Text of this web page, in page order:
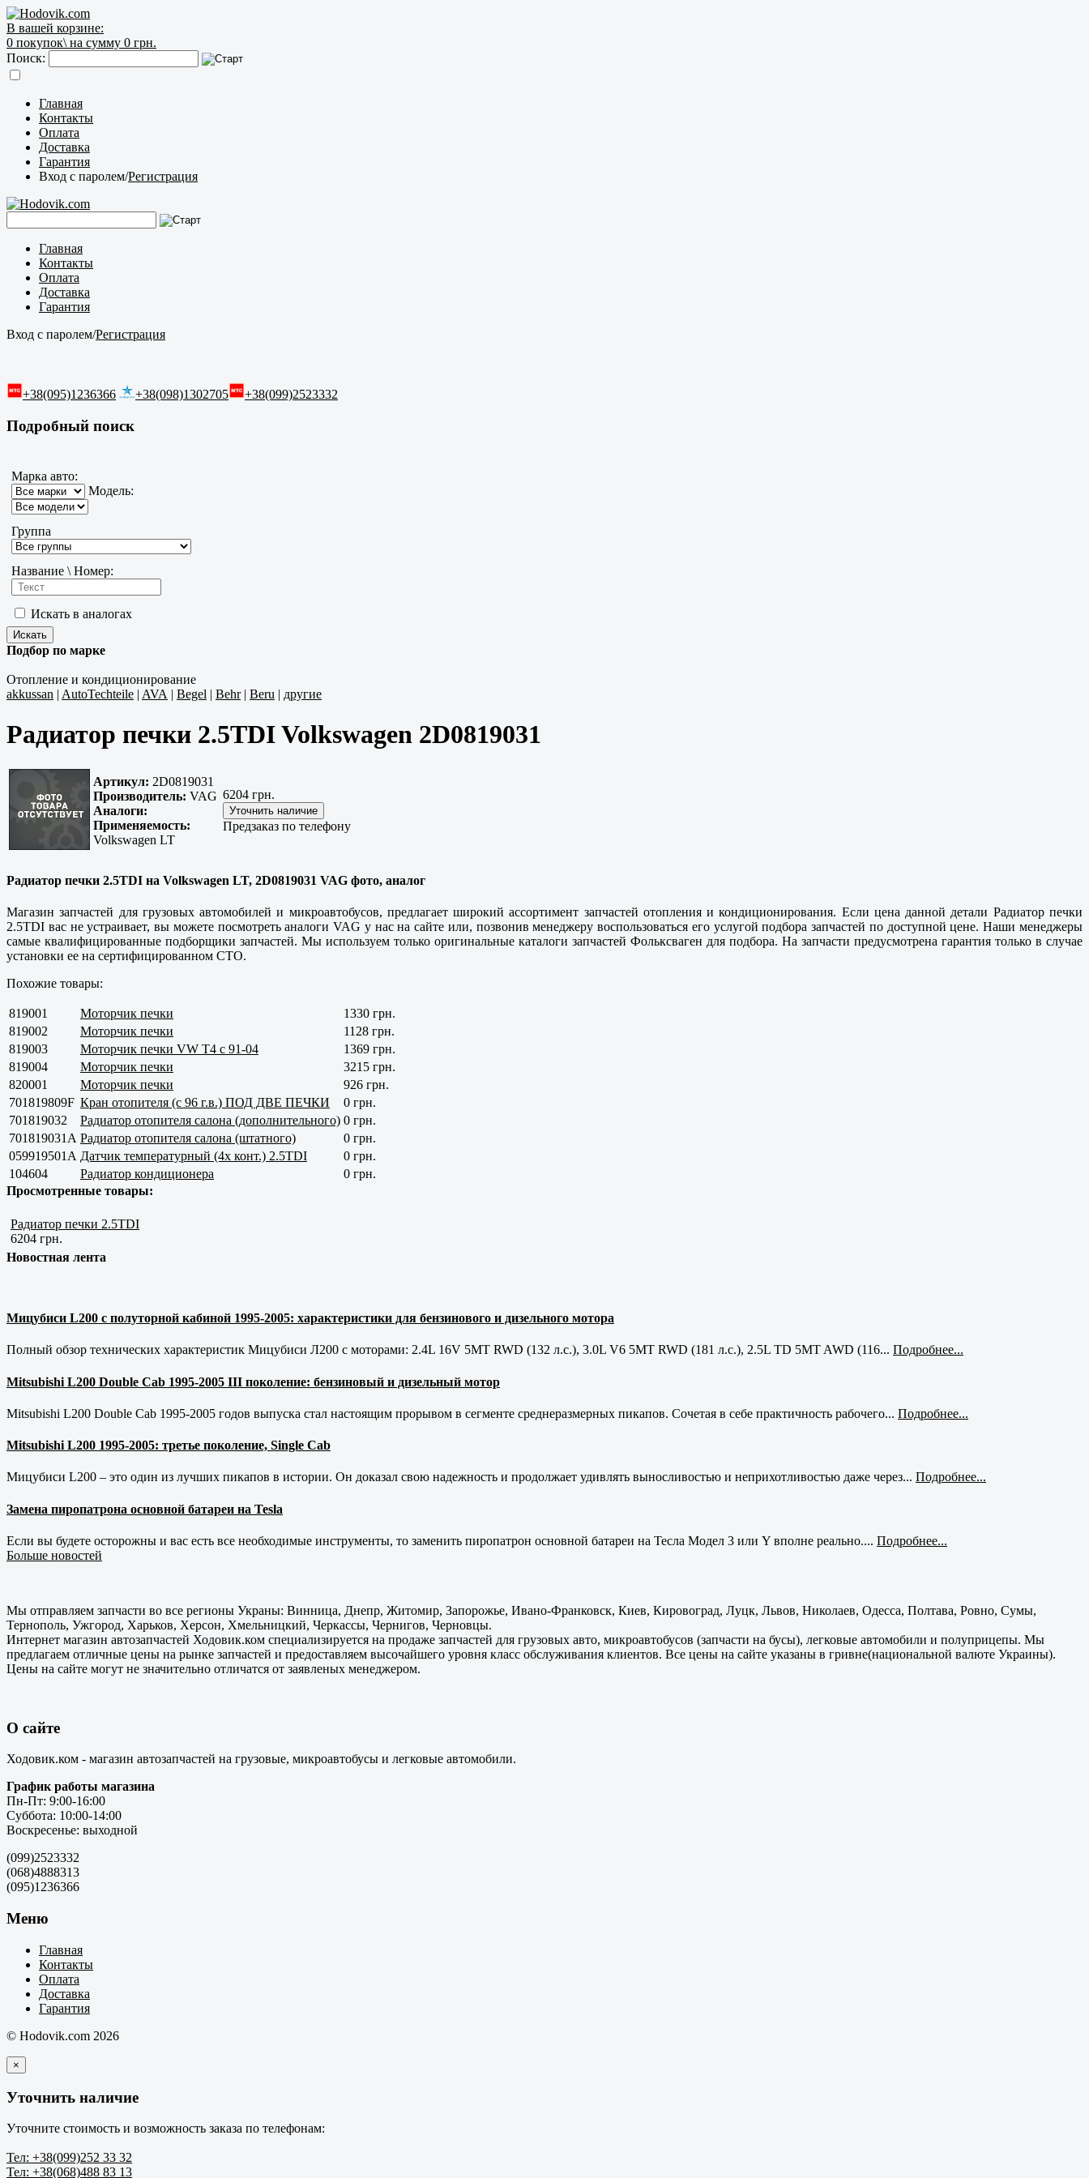
В вашей корзине:
0 покупок\ на сумму 0 грн.
Поиск:
Главная
Контакты
Оплата
Доставка
Гарантия
Вход с паролем/Регистрация
Главная
Контакты
Оплата
Доставка
Гарантия
Вход с паролем/Регистрация
+38(095)1236366 +38(098)1302705 +38(099)2523332
Подробный поиск
Марка авто:
Модель:
Группа
Название \ Номер:
Искать в аналогах
Подбор по марке
Отопление и кондиционирование
akkussan | AutoTechteile | AVA | Begel | Behr| Beru | другие
Радиатор печки 2.5TDI Volkswagen 2D0819031
Артикул: 2D0819031
Производитель: VAG
Аналоги:
Применяемость:
Volkswagen LT
6204 грн.
Предзаказ по телефону
Радиатор печки 2.5TDI на Volkswagen LT, 2D0819031 VAG фото, аналог
Магазин запчастей для грузовых автомобилей и микроавтобусов, предлагает широкий ассортимент запчастей отопления и кондиционирования. Если цена данной детали Радиатор печки
2.5TDI вас не устраивает, вы можете посмотреть аналоги VAG у нас на сайте или, позвонив менеджеру воспользоваться его услугой подбора запчастей по доступной цене. Наши менеджеры
самые квалифицированные подборщики запчастей. Мы используем только оригинальные каталоги запчастей Фольксваген для подбора. На запчасти предусмотрена гарантия только в случае
установки ее на сертифицированном СТО.
Похожие товары:
819001 Моторчик печки
1330 грн.
819002
Моторчик печки
1128 грн.
819003
Моторчик печки VW T4 с 91-04
1369 грн.
819004
Моторчик печки
3215 грн.
820001
Моторчик печки
926 грн.
701819809F Кран отопителя (с 96 г.в.) ПОД ДВЕ ПЕЧКИ
0 грн.
701819032
Радиатор отопителя салона (дополнительного) 0 грн.
701819031А Радиатор отопителя салона (штатного)
0 грн.
059919501A Датчик температурный (4х конт.) 2.5TDI
0 грн.
104604
Радиатор кондиционера
0 грн.
Просмотренные товары:
Радиатор печки 2.5TDI
6204 грн.
Новостная лента
Мицубиси L200 с полуторной кабиной 1995-2005: характеристики для бензинового и дизельного мотора
Полный обзор технических характеристик Мицубиси Л200 с моторами: 2.4L 16V 5MT RWD (132 л.с.), 3.0L V6 5MT RWD (181 л.с.), 2.5L TD 5MT AWD (116... Подробнее...
Mitsubishi L200 Double Cab 1995-2005 III поколение: бензиновый и дизельный мотор
Mitsubishi L200 Double Cab 1995-2005 годов выпуска стал настоящим прорывом в сегменте среднеразмерных пикапов. Сочетая в себе практичность рабочего... Подробнее...
Mitsubishi L200 1995-2005: третье поколение, Single Cab
Мицубиси L200 – это один из лучших пикапов в истории. Он доказал свою надежность и продолжает удивлять выносливостью и неприхотливостью даже через... Подробнее...
Замена пиропатрона основной батареи на Tesla
Если вы будете осторожны и вас есть все необходимые инструменты, то заменить пиропатрон основной батареи на Тесла Модел 3 или Y вполне реально.... Подробнее...
Больше новостей
Мы отправляем запчасти во все регионы Украны: Винница, Днепр, Житомир, Запорожье, Ивано-Франковск, Киев, Кировоград, Луцк, Львов, Николаев, Одесса, Полтава, Ровно, Сумы,
Тернополь, Ужгород, Харьков, Херсон, Хмельницкий, Черкассы, Чернигов, Черновцы.
Интернет магазин автозапчастей Ходовик.ком специализируется на продаже запчастей для грузовых авто, микроавтобусов (запчасти на бусы), легковые автомобили и полуприцепы. Мы
предлагаем отличные цены на рынке запчастей и предоставляем высочайшего уровня класс обслуживания клиентов. Все цены на сайте указаны в гривне(национальной валюте Украины).
Цены на сайте могут не значительно отличатся от заявленых менеджером.
О сайте
Ходовик.ком - магазин автозапчастей на грузовые, микроавтобусы и легковые автомобили.
График работы магазина
Пн-Пт: 9:00-16:00
Суббота: 10:00-14:00
Воскресенье: выходной
(099)2523332
(068)4888313
(095)1236366
Меню
Главная
Контакты
Оплата
Доставка
Гарантия
© Hodovik.com 2026
×
Уточнить наличие
Уточните стоимость и возможность заказа по телефонам:
Тел: +38(099)252 33 32
Тел: +38(068)488 83 13